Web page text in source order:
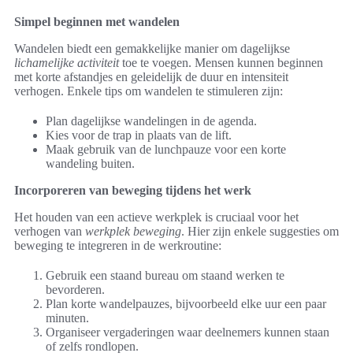
Simpel beginnen met wandelen
Wandelen biedt een gemakkelijke manier om dagelijkse
lichamelijke activiteittoe te voegen. Mensen kunnen beginnen
met korte afstandjes en geleidelijk de duur en intensiteit
verhogen. Enkele tips om wandelen te stimuleren zijn:
Plan dagelijkse wandelingen in de agenda.
Kies voor de trap in plaats van de lift.
Maak gebruik van de lunchpauze voor een korte
wandeling buiten.
Incorporeren van beweging tijdens het werk
Het houden van een actieve werkplek is cruciaal voor het
verhogen van werkplek beweging. Hier zijn enkele suggesties om
beweging te integreren in de werkroutine:
Gebruik een staand bureau om staand werken te
bevorderen.
Plan korte wandelpauzes, bijvoorbeeld elke uur een paar
minuten.
Organiseer vergaderingen waar deelnemers kunnen staan
of zelfs rondlopen.